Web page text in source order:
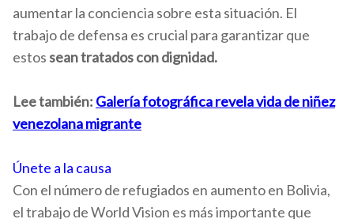
aumentar la conciencia sobre esta situación. El
trabajo de defensa es crucial para garantizar que
estos sean tratados con dignidad.
Lee también: Galería fotográfica revela vida de niñez
venezolana migrante
Únete a la causa
Con el número de refugiados en aumento en Bolivia,
el trabajo de World Vision es más importante que